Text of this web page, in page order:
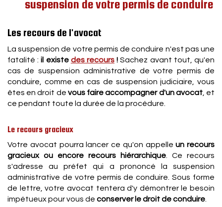
suspension de votre permis de conduire
Les recours de l'avocat
La suspension de votre permis de conduire n'est pas une
fatalité :il existe des recours !Sachez avant tout, qu'en
cas de suspension administrative de votre permis de
conduire, comme en cas de suspension judiciaire, vous
êtes en droit de vous faire accompagner d'un avocat, et
ce pendant toute la durée de la procédure.
Le recours gracieux
Votre avocat pourra lancer ce qu'on appelleun recours
gracieux ou encore recours hiérarchique . Ce recours
s'adresse au préfet qui a prononcé la suspension
administrative de votre permis de conduire. Sous forme
de lettre, votre avocat tentera d'y démontrer le besoin
impétueux pour vous de conserver le droit de conduire